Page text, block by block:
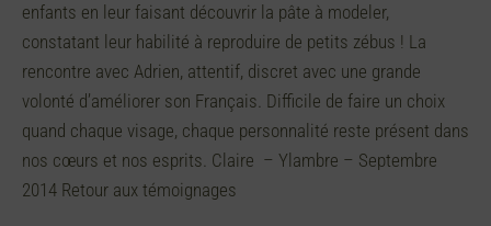
enfants en leur faisant découvrir la pâte à modeler,
constatant leur habilité à reproduire de petits zébus ! La
rencontre avec Adrien, attentif, discret avec une grande
volonté d’améliorer son Français. Difficile de faire un choix
quand chaque visage, chaque personnalité reste présent dans
nos cœurs et nos esprits. Claire – Ylambre – Septembre
2014 Retour aux témoignages